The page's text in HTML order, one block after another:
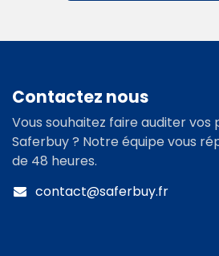
Contactez nous
Vous souhaitez faire auditer vos
Saferbuy ? Notre équipe vous
de 48 heures.
contact@saferbuy.fr